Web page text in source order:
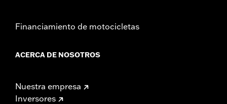
Financiamiento de motocicletas
ACERCA DE NOSOTROS
Nuestra empresa
Inversores